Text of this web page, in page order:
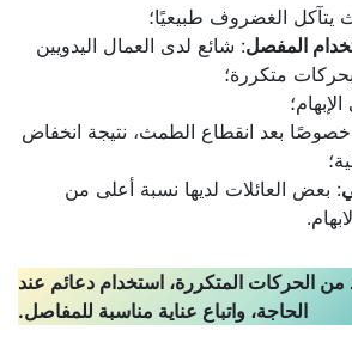
يتآكل الغضروف طبيعيًا؛
المفصل: شائع لدى العمال اليدويين
متكررة؛
بعد انقطاع الطمث، نتيجة انخفاض
: بعض العائلات لديها نسبة أعلى من
الحركات المتكررة، استخدام دعائم عند
الحاجة، واتباع عناية مناسبة للمفاصل.